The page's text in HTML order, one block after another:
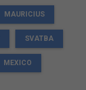
MAURICIUS
SVATBA
MEXICO